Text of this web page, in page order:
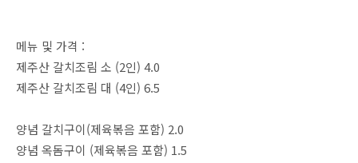
메뉴 및 가격 :
제주산 갈치조림 소 (2인) 4.0
제주산 갈치조림 대 (4인) 6.5
양념 갈치구이(제육볶음 포함) 2.0
양념 옥돔구이 (제육볶음 포함) 1.5